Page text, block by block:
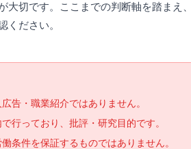
切です。ここまでの判断軸を踏まえ
ください。
告・職業紹介ではありません。
行っており、批評・研究目的です。
条件を保証するものではありません。